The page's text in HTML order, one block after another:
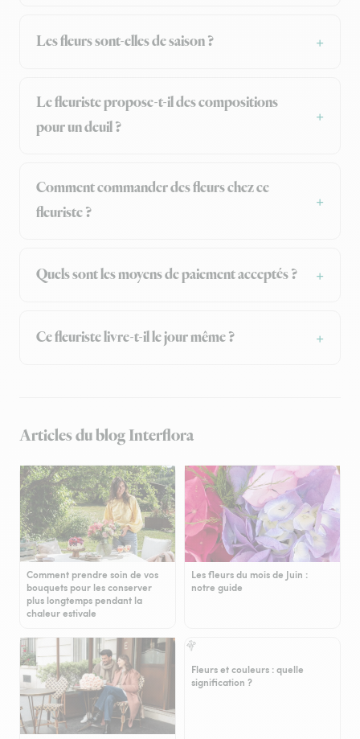
Les fleurs sont-elles de saison ?
Le fleuriste propose-t-il des compositions
pour un deuil ?
Comment commander des fleurs chez ce
fleuriste ?
Quels sont les moyens de paiement acceptés ?
Ce fleuriste livre-t-il le jour même ?
Articles du blog Interflora
Comment prendre soin de vos
bouquets pour les conserver
plus longtemps pendant la
chaleur estivale
Les fleurs du mois de Juin :
notre guide
Fleurs et couleurs : quelle
signification ?